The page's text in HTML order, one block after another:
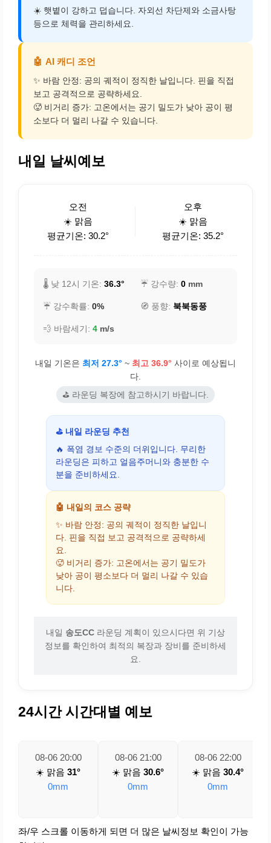
☀️ 햇볕이 강하고 덥습니다. 자외선 차단제와 소금사탕
등으로 체력을 관리하세요.
🤖 AI 캐디 조언
✨ 바람 안정: 공의 궤적이 정직한 날입니다. 핀을 직접
보고 공격적으로 공략하세요.
🥵 비거리 증가: 고온에서는 공기 밀도가 낮아 공이 평
소보다 더 멀리 나갈 수 있습니다.
내일 날씨예보
오전
☀️ 맑음
평균기온: 30.2°
오후
☀️ 맑음
평균기온: 35.2°
🌡️ 낮 12시 기온: 36.3° ☔ 강수량: 0 mm
☔ 강수확률: 0% 🧭 풍향: 북북동풍
💨 바람세기: 4 m/s
내일 기온은 최저 27.3° ~ 최고 36.9° 사이로 예상됩니
다.
⛳ 라운딩 복장에 참고하시기 바랍니다.
⛳ 내일 라운딩 추천
🔥 폭염 경보 수준의 더위입니다. 무리한
라운딩은 피하고 얼음주머니와 충분한 수
분을 준비하세요.
🤖 내일의 코스 공략
✨ 바람 안정: 공의 궤적이 정직한 날입니
다. 핀을 직접 보고 공격적으로 공략하세
요.
🥵 비거리 증가: 고온에서는 공기 밀도가
낮아 공이 평소보다 더 멀리 나갈 수 있습
니다.
내일 송도CC 라운딩 계획이 있으시다면 위 기상
정보를 확인하여 최적의 복장과 장비를 준비하세
요.
24시간 시간대별 예보
08-06 20:00
☀️ 맑음 31°
0mm
08-06 21:00
☀️ 맑음 30.6°
0mm
08-06 22:00
☀️ 맑음 30.4°
0mm
좌/우 스크롤 이동하게 되면 더 많은 날씨정보 확인이 가능